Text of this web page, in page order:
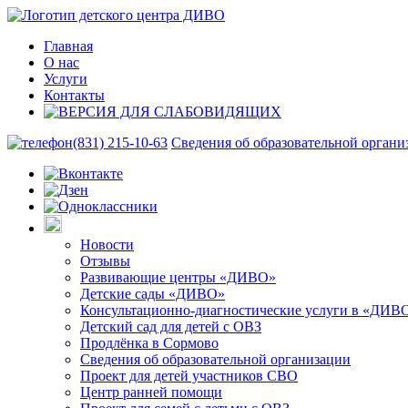
Главная
О нас
Услуги
Контакты
(831) 215-10-63 Сведения об образовательной
Новости
Отзывы
Развивающие центры «ДИВО»
Детские сады «ДИВО»
Консультационно-диагностические услуги в
Детский сад для детей с ОВЗ
Продлёнка в Сормово
Сведения об образовательной организации
Проект для детей участников СВО
Центр ранней помощи